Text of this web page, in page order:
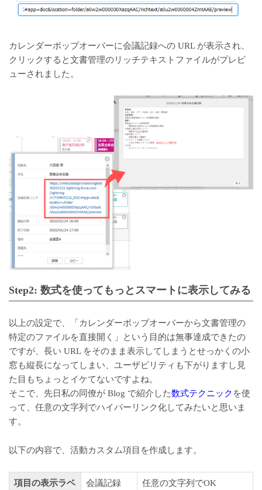
カレンダーポップオーバーに会議記録への URL が表示され、
クリックすると文書管理のリッチテキストファイルがプレビ
ューされました。
Step2: 数式を使ってもっとスマートに表示してみる
以上の設定で、「カレンダーポップオーバーから文書管理の
特定のファイルを直接開く」という目的は無事達成できたの
ですが、長い URL をそのまま表示してしまうとせっかくの小
窓も縦長になってしまい、ユーザビリティも下がりますし見
た目もちょっとイケてないですよね。
そこで、先日私の同僚が Blog で紹介した数式テクニック を使
って、任意の文字列でハイパーリンク化してみたいと思いま
す。
以下の内容で、活動カスタム項目を作成します。
項目の表示ラベ
会議記録 任意の文字列でOK